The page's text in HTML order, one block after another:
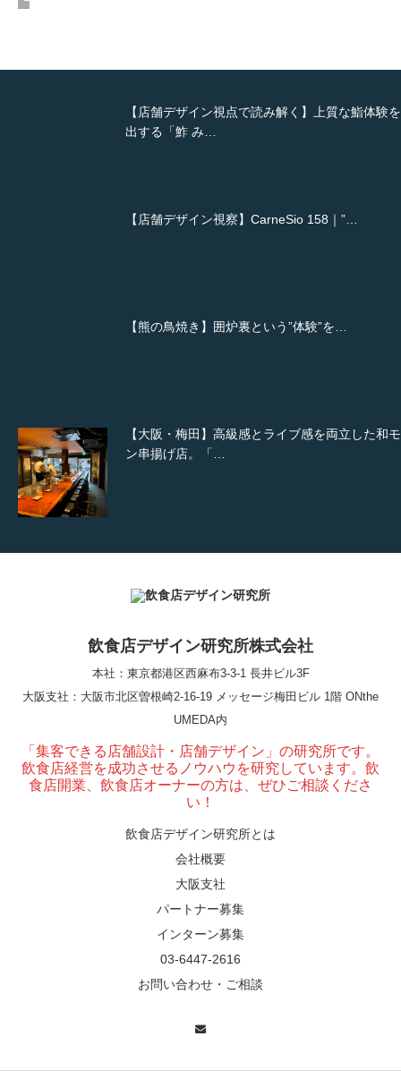
【店舗デザイン視点で読み解く】上質な鮨体験
出する「鮓 み…
【店舗デザイン視察】CarneSio 158｜”…
【熊の鳥焼き】囲炉裏という”体験”を…
【大阪・梅田】高級感とライブ感を両立した和
ン串揚げ店。「…
【鎌倉・小町通り】とんかつ小満ちに学ぶ、老
んかつ店舗デザ…
東京・麻布十番｜バーの“後ろ”に客席！？秀逸な
舗デザイン
広島・胡町 接待・地元料理・個室の距離感から
ぶ“憩”【店舗…
飲食店デザイン研究所株式会社
本社：東京都港区西麻布3-3-1 長井ビル3F
大阪支社 ：大阪市北区曽根崎2-16-19 メッセージ梅田ビル 1階 ONthe
UMEDA内
「集客できる店舗設計・店舗デザイン」の研究所です。
飲食店経営を成功させるノウハウを研究しています。飲
食店開業、飲食店オーナーの方は、ぜひご相談くださ
い！
飲食店デザイン研究所とは
会社概要
大阪支社
パートナー募集
インターン募集
03-6447-2616
お問い合わせ・ご相談